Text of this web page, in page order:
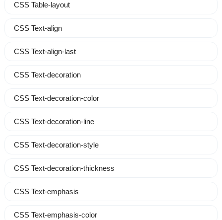
CSS Table-layout
CSS Text-align
CSS Text-align-last
CSS Text-decoration
CSS Text-decoration-color
CSS Text-decoration-line
CSS Text-decoration-style
CSS Text-decoration-thickness
CSS Text-emphasis
CSS Text-emphasis-color